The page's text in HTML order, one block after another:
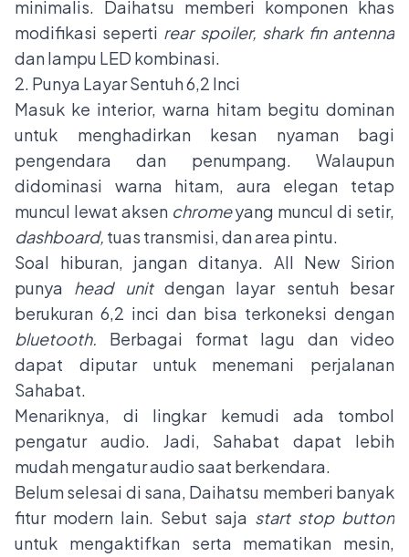
minimalis. Daihatsu memberi komponen khas
modifikasi seperti rear spoiler, shark fin antenna
dan lampu LED kombinasi.
2. Punya Layar Sentuh 6,2 Inci
Masuk ke interior, warna hitam begitu dominan
untuk menghadirkan kesan nyaman bagi
pengendara dan penumpang. Walaupun
didominasi warna hitam, aura elegan tetap
muncul lewat aksen chromeyang muncul di setir,
dashboard, tuas transmisi, dan area pintu.
Soal hiburan, jangan ditanya. All New Sirion
punya head unitdengan layar sentuh besar
berukuran 6,2 inci dan bisa terkoneksi dengan
bluetooth. Berbagai format lagu dan video
dapat diputar untuk menemani perjalanan
Sahabat.
Menariknya, di lingkar kemudi ada tombol
pengatur audio. Jadi, Sahabat dapat lebih
mudah mengatur audio saat berkendara.
Belum selesai di sana, Daihatsu memberi banyak
fitur modern lain. Sebut saja start stop button
untuk mengaktifkan serta mematikan mesin,